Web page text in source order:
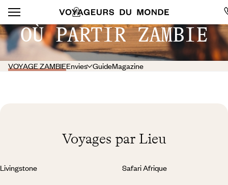
OÙ PARTIR ZAMBIE
VOYAGE ZAMBIEEnvies GuideMagazine
Voyages par Lieu
Livingstone Safari Afrique